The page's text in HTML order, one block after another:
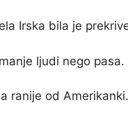
Irska bila je
ljudi nego pasa.
ranije od Amerikanki.